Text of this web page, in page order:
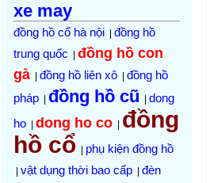
xe may
đồng hồ cổ hà nội
đồng hồ
trung quốc
đồng hồ con
gà
đồng hồ liên xô
đồng hồ
pháp
đồng hồ cũ
dong
ho
dong ho co
đồng
hồ cổ
phụ kiện đồng hồ
vật dụng thời bao cấp
đèn